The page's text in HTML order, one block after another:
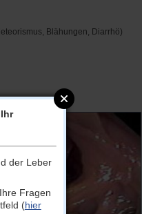
Blähungen, Diarrhö)
der Leber
Fragen
(hier